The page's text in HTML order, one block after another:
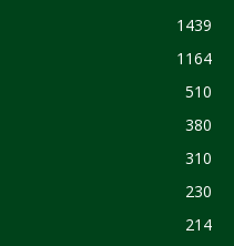
1439
1164
510
380
310
230
214